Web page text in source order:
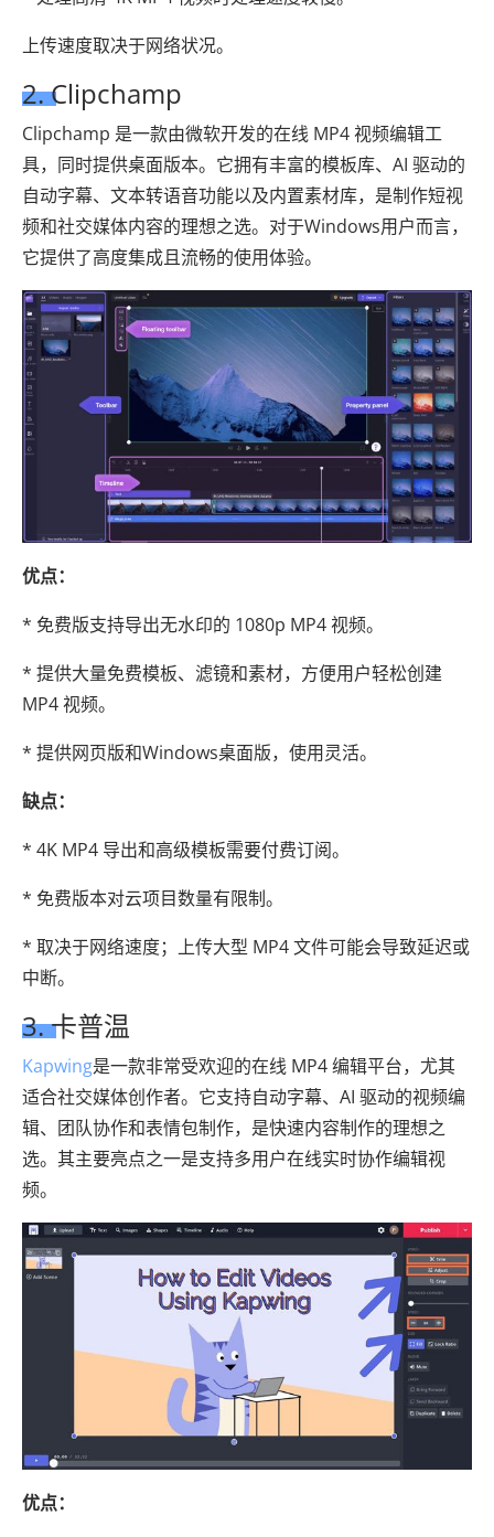
上传速度取决于网络状况。
2. Clipchamp
Clipchamp 是一款由微软开发的在线 MP4 视频编辑工
具，同时提供桌面版本。它拥有丰富的模板库、AI 驱动的
自动字幕、文本转语音功能以及内置素材库，是制作短视
频和社交媒体内容的理想之选。对于Windows用户而言，
它提供了高度集成且流畅的使用体验。
优点：
* 免费版支持导出无水印的 1080p MP4 视频。
* 提供大量免费模板、滤镜和素材，方便用户轻松创建
MP4 视频。
* 提供网页版和Windows桌面版，使用灵活。
缺点：
* 4K MP4 导出和高级模板需要付费订阅。
* 免费版本对云项目数量有限制。
* 取决于网络速度；上传大型 MP4 文件可能会导致延迟或
中断。
3. 卡普温
Kapwing是一款非常受欢迎的在线 MP4 编辑平台，尤其
适合社交媒体创作者。它支持自动字幕、AI 驱动的视频编
辑、团队协作和表情包制作，是快速内容制作的理想之
选。其主要亮点之一是支持多用户在线实时协作编辑视
频。
优点：